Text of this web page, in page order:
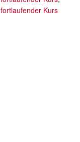
fortlaufender Kurs